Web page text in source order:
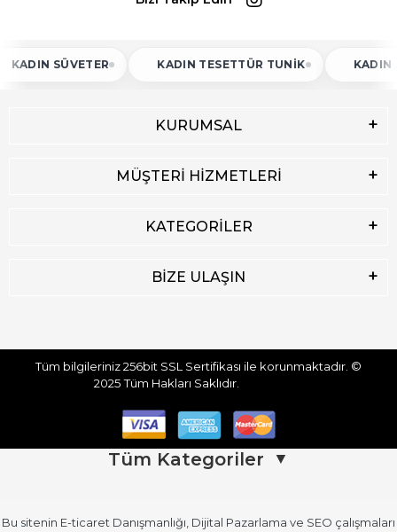
SÜVETER KADIN TESETTÜR TUNIK KADIN ATLET
KURUMSAL
MÜŞTERİ HİZMETLERİ
KATEGORİLER
BİZE ULAŞIN
Tüm bilgileriniz 256bit SSL Sertifikası ile korunmaktadır. ©
2025Tüm Hakları Saklıdır.
Tüm Kategoriler ▼
Üst Giyim Üst Giyim (Devamı)
Bu sitenin E-ticaret Danışmanlığı Dijital Pazarlama ve SEO çalışmaları